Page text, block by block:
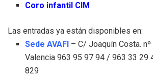
Coro infantil CIM
Las entradas ya están disponibles en:
Sede AVAFI – C/ Joaquín Costa.
Valencia 963 95 97 94 / 963 33 29
829